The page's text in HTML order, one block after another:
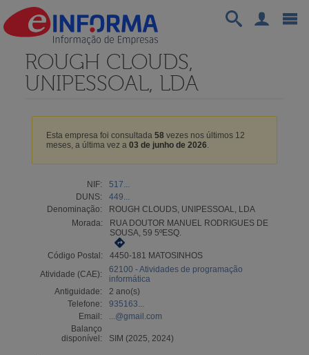
ROUGH CLOUDS,
UNIPESSOAL, LDA
Esta empresa foi consultada 58vezes nos últimos 12
meses, a última vez a 03 de junho de 2026.
NIF:
517...
DUNS:
449...
Denominação:
ROUGH CLOUDS, UNIPESSOAL, LDA
Morada:
RUA DOUTOR MANUEL RODRIGUES DE
SOUSA, 59 5ºESQ.
Código Postal:
4450-181 MATOSINHOS
Atividade (CAE):
62100 - Atividades de programação
informática
Antiguidade:
2 ano(s)
Telefone:
935163...
Email:
...@gmail.com
Balanço
disponível:
SIM (2025, 2024)